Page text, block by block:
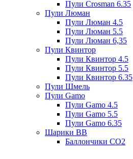
Пули Crosman 6.35
Пули Люман
Пули Люман 4.5
Пули Люман 5.5
Пули Люман 6,35
Пули Квинтор
Пули Квинтор 4.5
Пули Квинтор 5.5
Пули Квинтор 6.35
Пули Шмель
Пули Gamo
Пули Gamo 4.5
Пули Gamo 5.5
Пули Gamo 6.35
Шарики BB
Баллончики CO2